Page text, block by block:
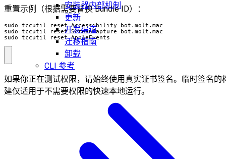
安装器内部机制
更新
开发渠道
迁移指南
卸载
CLI 参考
重置示例（根据需要替换 Bundle ID）：
sudo tccutil reset AppleEvents
如果你正在测试权限，请始终使用真实证书签名。临时签名的
建仅适用于不需要权限的快速本地运行。